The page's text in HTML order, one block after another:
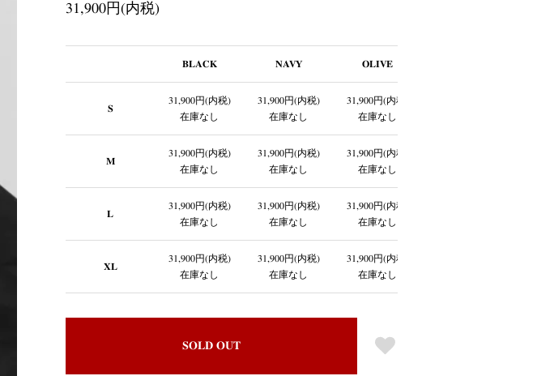
31,900円(内税)
BLACK NAVY OLIVE
S
31,900円(内税)
在庫なし
31,900円(内税)
在庫なし
31,900円(内税)
在庫なし
M
31,900円(内税)
在庫なし
31,900円(内税)
在庫なし
31,900円(内税)
在庫なし
L
31,900円(内税)
在庫なし
31,900円(内税)
在庫なし
31,900円(内税)
在庫なし
XL
31,900円(内税)
在庫なし
31,900円(内税)
在庫なし
31,900円(内税)
在庫なし
SOLD OUT